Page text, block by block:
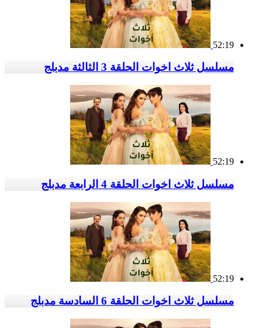
52:19
مسلسل ثلاث اخوات الحلقة 3 الثالثة مدبلج
52:19
مسلسل ثلاث اخوات الحلقة 4 الرابعة مدبلج
52:19
مسلسل ثلاث اخوات الحلقة 6 السادسة مدبلج